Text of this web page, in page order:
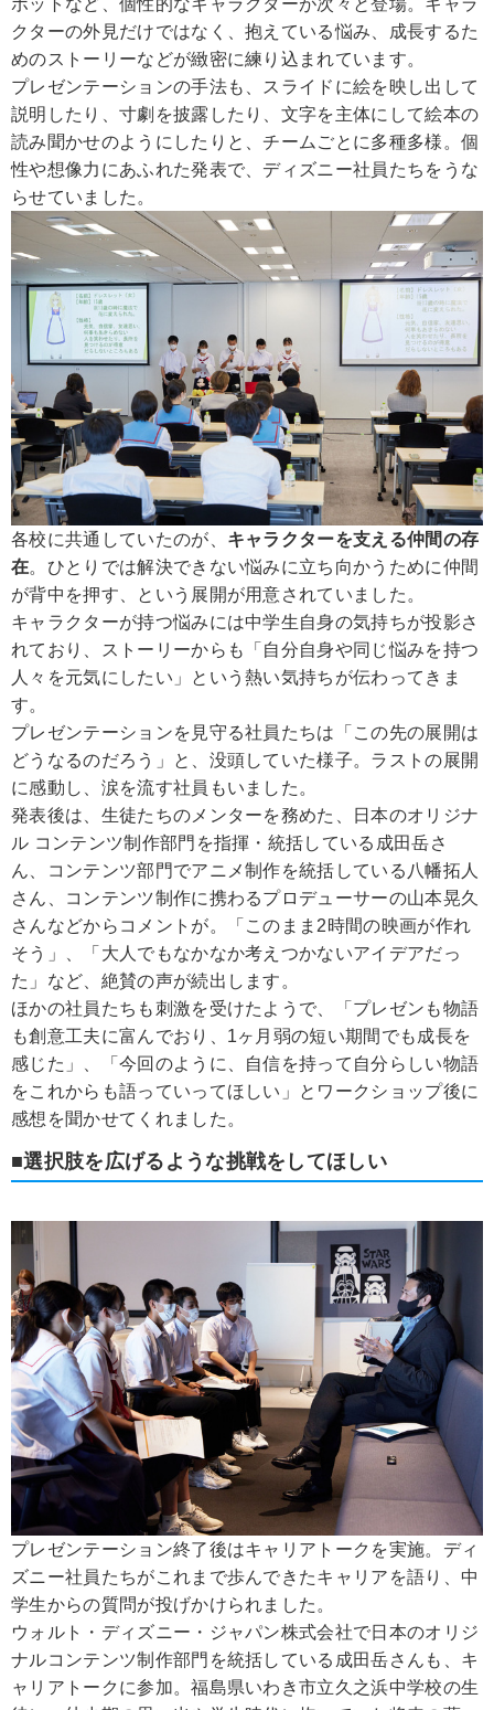
ボットなど、個性的なキャラクターが次々と登場。キャラ
クターの外見だけではなく、抱えている悩み、成長するた
めのストーリーなどが緻密に練り込まれています。
プレゼンテーションの手法も、スライドに絵を映し出して
説明したり、寸劇を披露したり、文字を主体にして絵本の
読み聞かせのようにしたりと、チームごとに多種多様。個
性や想像力にあふれた発表で、ディズニー社員たちをうな
らせていました。
各校に共通していたのが、 キャラクターを支える仲間の存
在。ひとりでは解決できない悩みに立ち向かうために仲間
が背中を押す、という展開が用意されていました。
キャラクターが持つ悩みには中学生自身の気持ちが投影さ
れており、ストーリーからも「自分自身や同じ悩みを持つ
人々を元気にしたい」という熱い気持ちが伝わってきま
す。
プレゼンテーションを見守る社員たちは「この先の展開は
どうなるのだろう」と、没頭していた様子。ラストの展開
に感動し、涙を流す社員もいました。
発表後は、生徒たちのメンターを務めた、日本のオリジナ
ル コンテンツ制作部門を指揮・統括している成田岳さ
ん、コンテンツ部門でアニメ制作を統括している八幡拓人
さん、コンテンツ制作に携わるプロデューサーの山本晃久
さんなどからコメントが。「このまま2時間の映画が作れ
そう」、「大人でもなかなか考えつかないアイデアだっ
た」など、絶賛の声が続出します。
ほかの社員たちも刺激を受けたようで、「プレゼンも物語
も創意工夫に富んでおり、1ヶ月弱の短い期間でも成長を
感じた」、「今回のように、自信を持って自分らしい物語
をこれからも語っていってほしい」とワークショップ後に
感想を聞かせてくれました。
■選択肢を広げるような挑戦をしてほしい
プレゼンテーション終了後はキャリアトークを実施。ディ
ズニー社員たちがこれまで歩んできたキャリアを語り、中
学生からの質問が投げかけられました。
ウォルト・ディズニー・ジャパン株式会社で日本のオリジ
ナルコンテンツ制作部門を統括している成田岳さんも、キ
ャリアトークに参加。福島県いわき市立久之浜中学校の生